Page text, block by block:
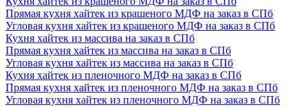
Прямая кухня хайтек из крашеного МДФ на заказ в СПб
Угловая кухня хайтек из крашеного МДФ на заказ в СПб
Кухня хайтек из массива на заказ в СПб
Прямая кухня хайтек из массива на заказ в СПб
Угловая кухня хайтек из массива на заказ в СПб
Кухня хайтек из пленочного МДФ на заказ в СПб
Прямая кухня хайтек из пленочного МДФ на заказ в СПб
Угловая кухня хайтек из пленочного МДФ на заказ в СПб